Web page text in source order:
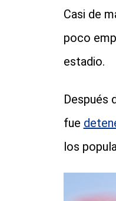
Casi de
poco
estadio.
Después
fue
los